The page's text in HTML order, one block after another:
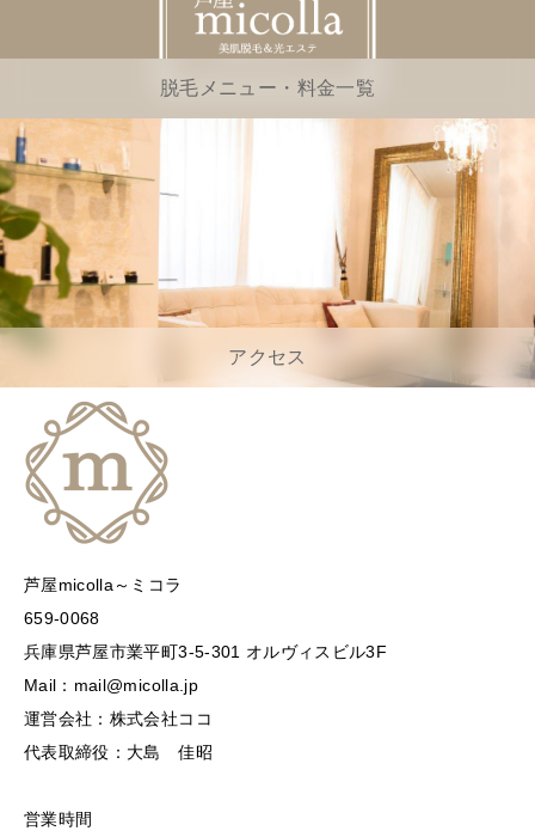
脱毛メニュー・料金一覧
アクセス
芦屋micolla～ミコラ
659-0068
兵庫県芦屋市業平町3-5-301 オルヴィスビル3F
Mail：mail@micolla.jp
運営会社：株式会社ココ
代表取締役：大島 佳昭
営業時間